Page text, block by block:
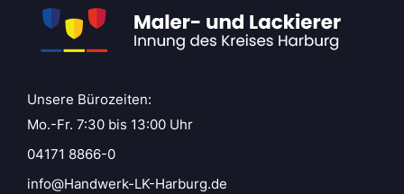
Unsere Bürozeiten:
Mo.-Fr. 7:30 bis 13:00 Uhr
04171 8866-0
info@Handwerk-LK-Harburg.de